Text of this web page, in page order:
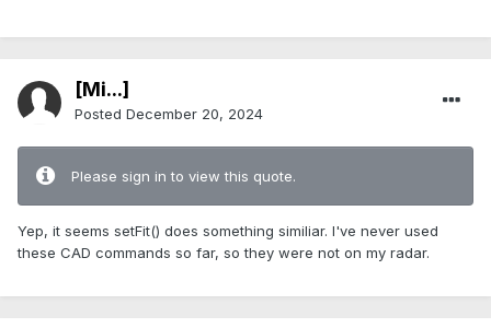
[Mi...]
Posted December 20, 2024
Please sign in to view this quote.
Yep, it seems setFit() does something similiar. I've never used
these CAD commands so far, so they were not on my radar.